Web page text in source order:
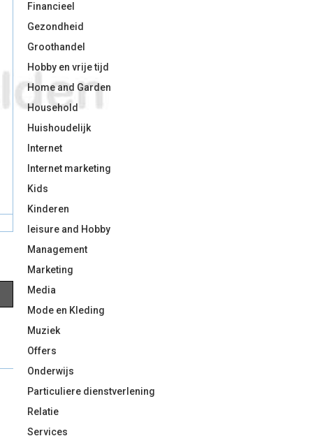
Financieel
Gezondheid
Groothandel
Hobby en vrije tijd
Home and Garden
Household
Huishoudelijk
Internet
Internet marketing
Kids
Kinderen
leisure and Hobby
Management
Marketing
Media
Mode en Kleding
Muziek
Offers
Onderwijs
Particuliere dienstverlening
Relatie
Services